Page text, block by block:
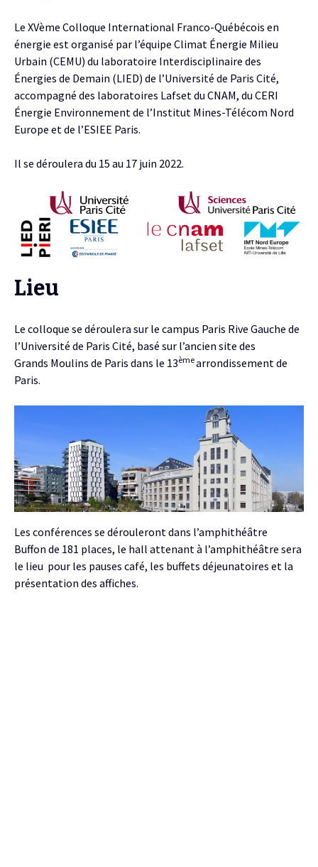
Le XVème Colloque International Franco-Québécois en
énergie est organisé par l’équipe Climat Énergie Milieu
Urbain (CEMU) du laboratoire Interdisciplinaire des
Énergies de Demain (LIED) de l’Université de Paris Cité,
accompagné des laboratoires Lafset du CNAM, du CERI
Énergie Environnement de l’Institut Mines-Télécom Nord
Europe et de l’ESIEE Paris.
Il se déroulera du 15 au 17 juin 2022.
Lieu
Le colloque se déroulera sur le campus Paris Rive Gauche de
l’Université de Paris Cité, basé sur l’ancien site des
Grands Moulins de Paris dans le 13èmearrondissement de
Paris.
Les conférences se dérouleront dans l’amphithéâtre
Buffon de 181 places, le hall attenant à l’amphithéâtre sera
le lieu pour les pauses café, les buffets déjeunatoires et la
présentation des affiches.